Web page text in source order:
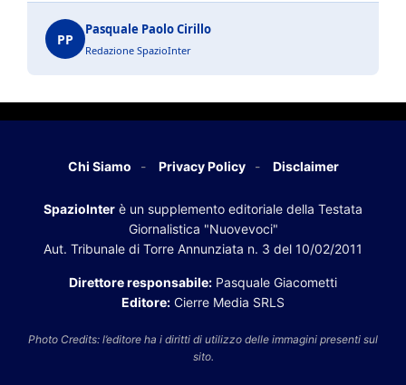
PP
Pasquale Paolo Cirillo
Redazione SpazioInter
Chi Siamo Privacy Policy Disclaimer
SpazioInter è un supplemento editoriale della Testata
Giornalistica "Nuovevoci"
Aut. Tribunale di Torre Annunziata n. 3 del 10/02/2011
Direttore responsabile: Pasquale Giacometti
Editore: Cierre Media SRLS
Photo Credits: l’editore ha i diritti di utilizzo delle immagini presenti sul
sito.